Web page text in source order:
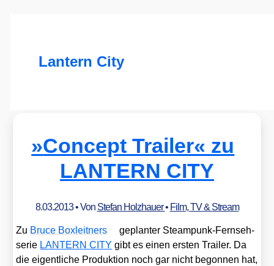
Lantern City
»Concept Trailer« zu
LANTERN CITY
8.03.2013• Von Stefan Holzhauer• Film, TV & Stream
Zu Bruce Box­leit­ners
geplan­ter Steam­punk-Fern­seh­
se­rie LANTERN CITY gibt es einen ers­ten Trai­ler. Da
die eigent­li­che Pro­duk­ti­on noch gar nicht begon­nen hat,